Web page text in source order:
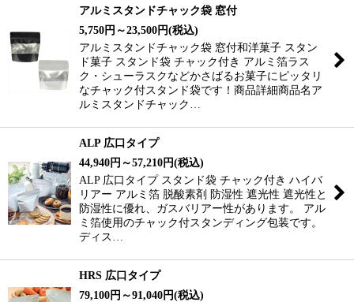
アルミスタンドチャック袋 窓付
5,750円 ～23,500円(税込)
アルミスタンドチャック袋 窓付和洋菓子 スタン
ド菓子 スタンド袋 チャック付き アルミ箔ラス
ク・シューラスクなどかさばるお菓子にピッタリ
なチャック付スタンド袋です！商品詳細商品名ア
ルミスタンドチャック…
ALP 広口タイプ
44,940円 ～57,210円(税込)
ALP 広口タイプ スタンド袋 チャック付き ハイバ
リアー アルミ箔 脱酸素剤 防湿性 遮光性 遮光性と
防湿性に優れ、ガスバリアー性があります。 アル
ミ箔使用のチャック付スタンディング包装です。
ディス…
HRS 広口タイプ
79,100円 ～91,040円(税込)